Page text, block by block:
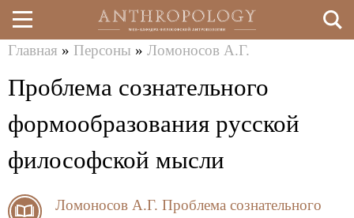
Перейти
к
основному
здесь
Главная » Персоны » Ломоносов А.Г.
Проблема сознательного
формообразования русской
философской мысли
Ломоносов А.Г. Проблема сознательного